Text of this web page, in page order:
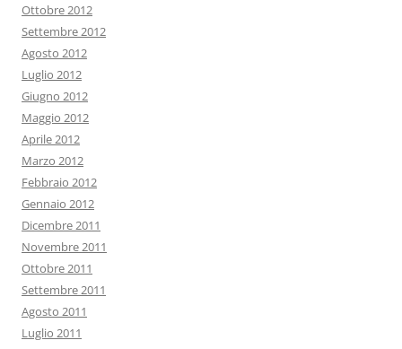
Ottobre 2012
Settembre 2012
Agosto 2012
Luglio 2012
Giugno 2012
Maggio 2012
Aprile 2012
Marzo 2012
Febbraio 2012
Gennaio 2012
Dicembre 2011
Novembre 2011
Ottobre 2011
Settembre 2011
Agosto 2011
Luglio 2011